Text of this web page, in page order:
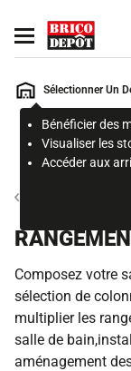
Ouvrir le menu
Sélectionner Un
Bénéficier des
Visualiser les
Accéder aux
Rechercher
page
Meuble et rangement
Composez votre
sélection de
multiplier les
salle de
aménagement